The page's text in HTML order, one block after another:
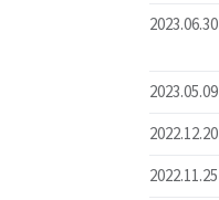
2023.06.30
2023.05.09
2022.12.20
2022.11.25